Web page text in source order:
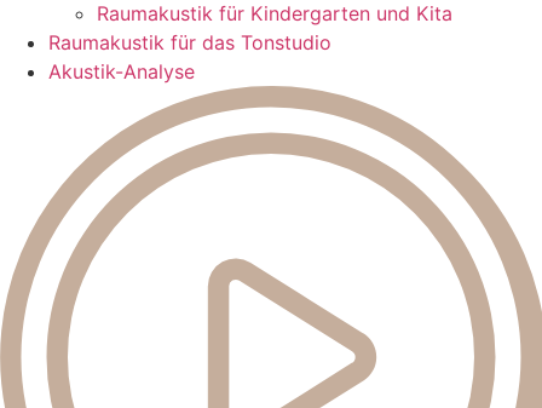
Raumakustik für Kindergarten und Kita
Raumakustik für das Tonstudio
Akustik-Analyse